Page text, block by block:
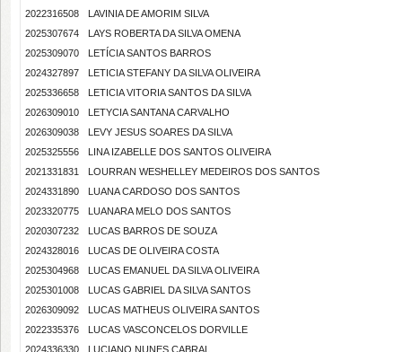
2022316508
LAVINIA DE AMORIM SILVA
2025307674
LAYS ROBERTA DA SILVA OMENA
2025309070
LETÍCIA SANTOS BARROS
2024327897
LETICIA STEFANY DA SILVA OLIVEIRA
2025336658
LETICIA VITORIA SANTOS DA SILVA
2026309010
LETYCIA SANTANA CARVALHO
2026309038
LEVY JESUS SOARES DA SILVA
2025325556
LINA IZABELLE DOS SANTOS OLIVEIRA
2021331831
LOURRAN WESHELLEY MEDEIROS DOS SANTOS
2024331890
LUANA CARDOSO DOS SANTOS
2023320775
LUANARA MELO DOS SANTOS
2020307232
LUCAS BARROS DE SOUZA
2024328016
LUCAS DE OLIVEIRA COSTA
2025304968
LUCAS EMANUEL DA SILVA OLIVEIRA
2025301008
LUCAS GABRIEL DA SILVA SANTOS
2026309092
LUCAS MATHEUS OLIVEIRA SANTOS
2022335376
LUCAS VASCONCELOS DORVILLE
2024336330
LUCIANO NUNES CABRAL